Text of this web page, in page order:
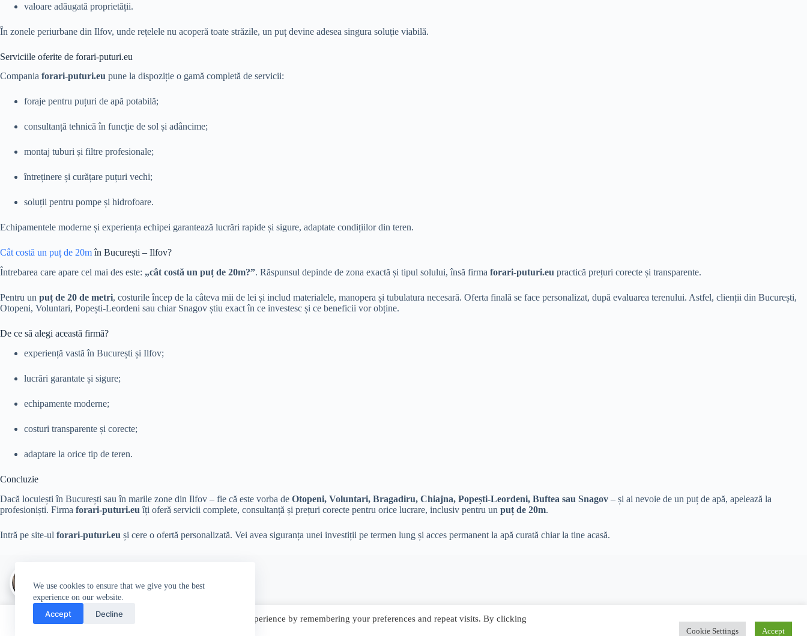
We use cookies to ensure that we give you the best
experience on our website.
Accept Decline
valoare adăugată proprietății.
În zonele periurbane din Ilfov, unde rețelele nu acoperă toate străzile, un puț devine adesea singura soluție viabilă.
Serviciile oferite de forari-puturi.eu
Compania forari-puturi.eu pune la dispoziție o gamă completă de servicii:
foraje pentru puțuri de apă potabilă;
consultanță tehnică în funcție de sol și adâncime;
montaj tuburi și filtre profesionale;
întreținere și curățare puțuri vechi;
soluții pentru pompe și hidrofoare.
Echipamentele moderne și experiența echipei garantează lucrări rapide și sigure, adaptate condițiilor din teren.
Cât costă un puț de 20mîn București – Ilfov?
Întrebarea care apare cel mai des este: „cât costă un puț de 20m?”. Răspunsul depinde de zona exactă și tipul solului, însă firma forari-puturi.eu practică prețuri corecte și transparente.
Pentru un puț de 20 de metri, costurile încep de la câteva mii de lei și includ materialele, manopera și tubulatura necesară. Oferta finală se face personalizat, după evaluarea terenului. Astfel, clienții din București,
Otopeni, Voluntari, Popești-Leordeni sau chiar Snagov știu exact în ce investesc și ce beneficii vor obține.
De ce să alegi această firmă?
experiență vastă în București și Ilfov;
lucrări garantate și sigure;
echipamente moderne;
costuri transparente și corecte;
adaptare la orice tip de teren.
Concluzie
Dacă locuiești în București sau în marile zone din Ilfov – fie că este vorba de Otopeni, Voluntari, Bragadiru, Chiajna, Popești-Leordeni, Buftea sau Snagov – și ai nevoie de un puț de apă, apelează la
profesioniști. Firma forari-puturi.eu îți oferă servicii complete, consultanță și prețuri corecte pentru orice lucrare, inclusiv pentru un puț de 20m.
Intră pe site-ul forari-puturi.eu și cere o ofertă personalizată. Vei avea siguranța unei investiții pe termen lung și acces permanent la apă curată chiar la tine acasă.
We use cookies on our website to give you the most relevant experience by remembering your preferences and repeat visits. By clicking
Cookie Settings Accept